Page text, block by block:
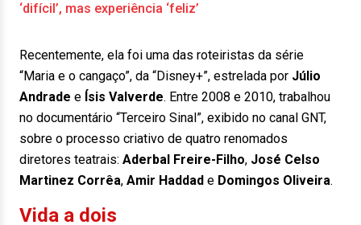
‘difícil’, mas experiência ‘feliz’
Recentemente, ela foi uma das roteiristas da série
“Maria e o cangaço”, da “Disney+”, estrelada por Júlio
Andrade e Ísis Valverde. Entre 2008 e 2010, trabalhou
no documentário “Terceiro Sinal”, exibido no canal GNT,
sobre o processo criativo de quatro renomados
diretores teatrais: Aderbal Freire-Filho, José Celso
Martinez Corrêa, Amir Haddad e Domingos Oliveira.
Vida a dois